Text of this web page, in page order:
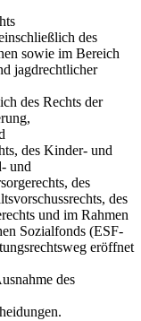
des
sowie im Bereich
jagdrechtlicher
des Rechts der
des Kinder- und
und
des
des
und im Rahmen
Sozialfonds (ESF-
eröffnet
des